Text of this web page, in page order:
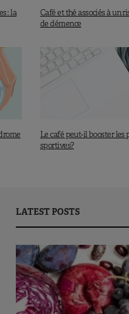
: la
Café et thé associés à un
de démence
Le café peut-il booster les
sportives?
LATEST POSTS